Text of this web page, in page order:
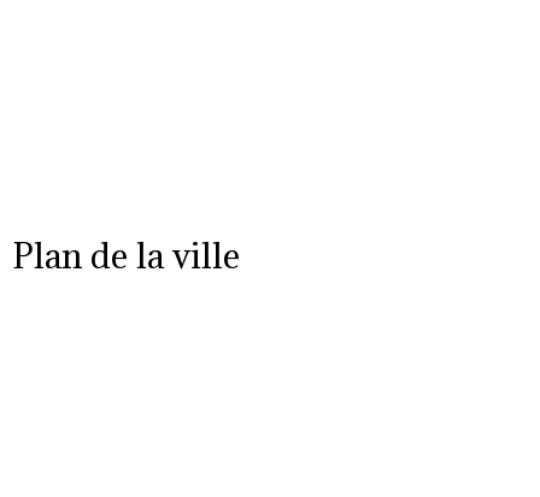
Plan de la ville